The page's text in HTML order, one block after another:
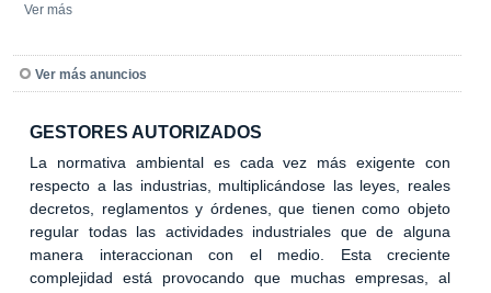
Ver más
Ver más anuncios
GESTORES AUTORIZADOS
La normativa ambiental es cada vez más exigente con
respecto a las industrias, multiplicándose las leyes, reales
decretos, reglamentos y órdenes, que tienen como objeto
regular todas las actividades industriales que de alguna
manera interaccionan con el medio. Esta creciente
complejidad está provocando que muchas empresas, al